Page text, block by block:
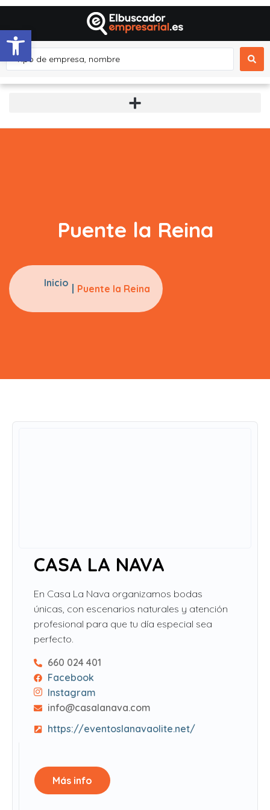
Abrir barra de herramientas
Puente la Reina
Inicio Puente la Reina
CASA LA NAVA
En Casa La Nava organizamos bodas
únicas, con escenarios naturales y atención
profesional para que tu día especial sea
perfecto.
660 024 401
Facebook
Instagram
info@casalanava.com
https://eventoslanavaolite.net/
Más info